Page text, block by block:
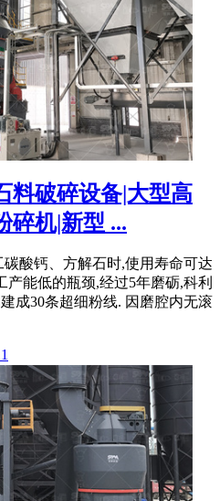
料破碎设备|大型高
碎机|新型 ...
酸钙、方解石时,使用寿命可达
产能低的瓶颈,经过5年磨砺,科利
成30条超细粉线. 因磨腔内无滚